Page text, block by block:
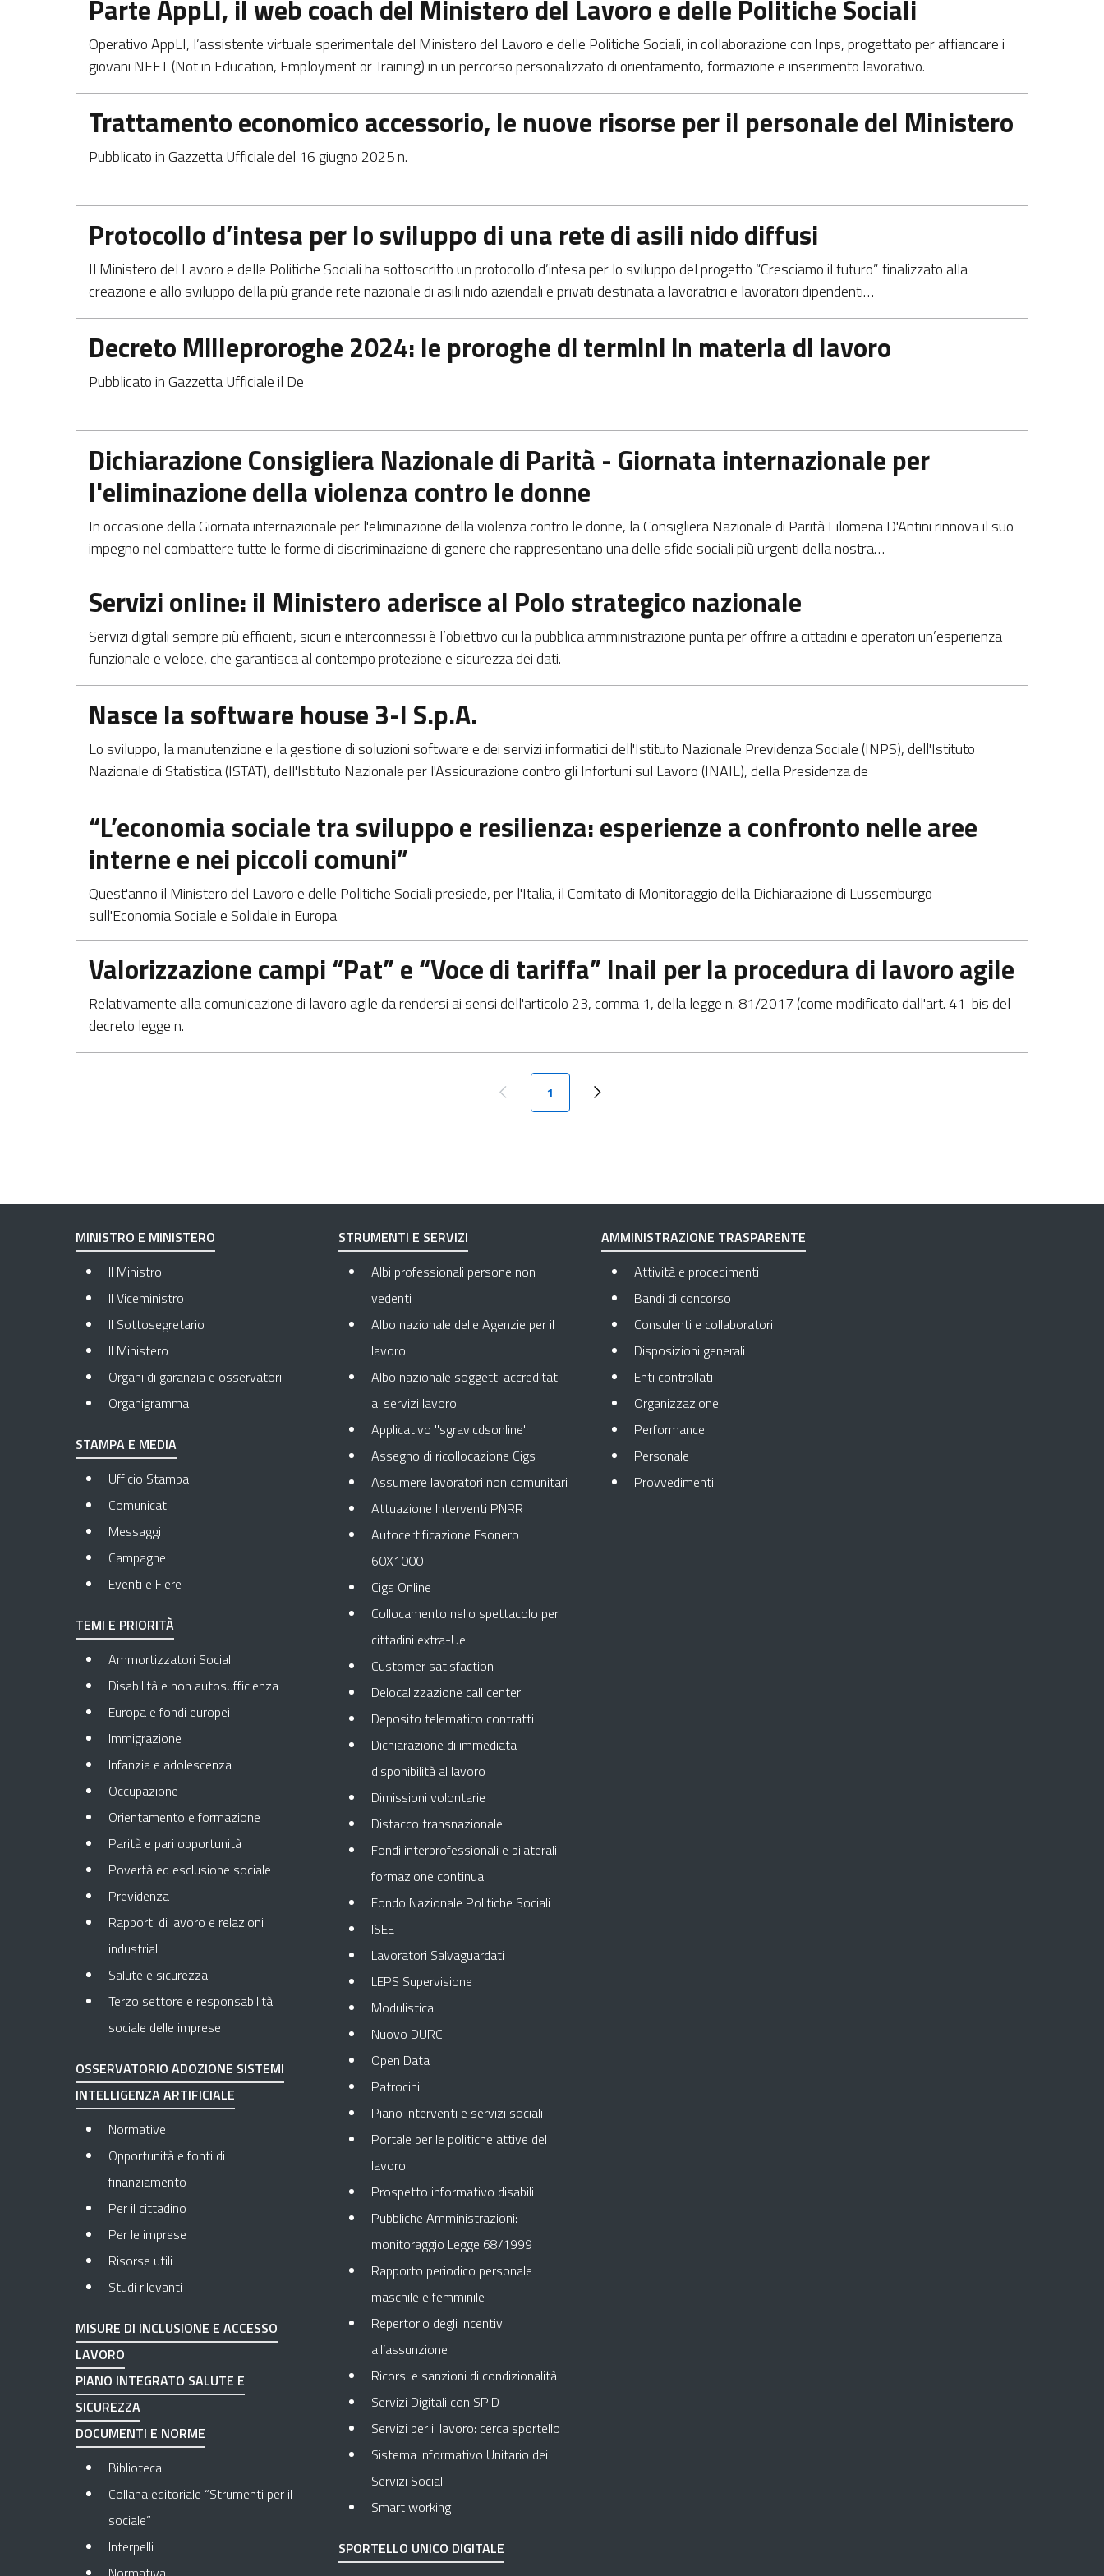
Parte AppLI, il web coach del Ministero del Lavoro e delle Politiche Sociali
Operativo AppLI, l’assistente virtuale sperimentale del Ministero del Lavoro e delle Politiche Sociali, in collaborazione con Inps, progettato per affiancare i
giovani NEET (Not in Education, Employment or Training) in un percorso personalizzato di orientamento, formazione e inserimento lavorativo.
Trattamento economico accessorio, le nuove risorse per il personale del Ministero
Pubblicato in Gazzetta Ufficiale del 16 giugno 2025 n.
Protocollo d’intesa per lo sviluppo di una rete di asili nido diffusi
Il Ministero del Lavoro e delle Politiche Sociali ha sottoscritto un protocollo d’intesa per lo sviluppo del progetto “Cresciamo il futuro” finalizzato alla
creazione e allo sviluppo della più grande rete nazionale di asili nido aziendali e privati destinata a lavoratrici e lavoratori dipendenti…
Decreto Milleproroghe 2024: le proroghe di termini in materia di lavoro
Pubblicato in Gazzetta Ufficiale il De
Dichiarazione Consigliera Nazionale di Parità - Giornata internazionale per
l'eliminazione della violenza contro le donne
In occasione della Giornata internazionale per l'eliminazione della violenza contro le donne, la Consigliera Nazionale di Parità Filomena D'Antini rinnova il suo
impegno nel combattere tutte le forme di discriminazione di genere che rappresentano una delle sfide sociali più urgenti della nostra…
Servizi online: il Ministero aderisce al Polo strategico nazionale
Servizi digitali sempre più efficienti, sicuri e interconnessi è l’obiettivo cui la pubblica amministrazione punta per offrire a cittadini e operatori un’esperienza
funzionale e veloce, che garantisca al contempo protezione e sicurezza dei dati.
Nasce la software house 3-I S.p.A.
​Lo sviluppo, la manutenzione e la gestione di soluzioni software e dei servizi informatici dell'Istituto Nazionale Previdenza Sociale (INPS), dell'Istituto
Nazionale di Statistica (ISTAT), dell'Istituto Nazionale per l'Assicurazione contro gli Infortuni sul Lavoro (INAIL), della Presidenza de
“L’economia sociale tra sviluppo e resilienza: esperienze a confronto nelle aree
interne e nei piccoli comuni”
​Quest'anno il Ministero del Lavoro e delle Politiche Sociali presiede, per l'Italia, il Comitato di Monitoraggio della Dichiarazione di Lussemburgo
sull'Economia Sociale e Solidale in Europa
Valorizzazione campi “Pat” e “Voce di tariffa” Inail per la procedura di lavoro agile
​Relativamente alla comunicazione di lavoro agile da rendersi ai sensi dell'articolo 23, comma 1, della legge n. 81/2017 (come modificato dall'art. 41-bis del
decreto legge n.
Paginazione
Pagina precedente
Pagina attuale
1 Next page
MINISTRO E MINISTERO
Il Ministro
Il Viceministro
Il Sottosegretario
Il Ministero
Organi di garanzia e osservatori
Organigramma
STAMPA E MEDIA
Ufficio Stampa
Comunicati
Messaggi
Campagne
Eventi e Fiere
TEMI E PRIORITÀ
Ammortizzatori Sociali
Disabilità e non autosufficienza
Europa e fondi europei
Immigrazione
Infanzia e adolescenza
Occupazione
Orientamento e formazione
Parità e pari opportunità
Povertà ed esclusione sociale
Previdenza
Rapporti di lavoro e relazioni
industriali
Salute e sicurezza
Terzo settore e responsabilità
sociale delle imprese
OSSERVATORIO ADOZIONE SISTEMI
INTELLIGENZA ARTIFICIALE
Normative
Opportunità e fonti di
finanziamento
Per il cittadino
Per le imprese
Risorse utili
Studi rilevanti
MISURE DI INCLUSIONE E ACCESSO
LAVORO
PIANO INTEGRATO SALUTE E
SICUREZZA
DOCUMENTI E NORME
Biblioteca
Collana editoriale “Strumenti per il
sociale”
Interpelli
STRUMENTI E SERVIZI
Albi professionali persone non
vedenti
Albo nazionale delle Agenzie per il
lavoro
Albo nazionale soggetti accreditati
ai servizi lavoro
Applicativo "sgravicdsonline"
Assegno di ricollocazione Cigs
Assumere lavoratori non comunitari
Attuazione Interventi PNRR
Autocertificazione Esonero
60X1000
Cigs Online
Collocamento nello spettacolo per
cittadini extra-Ue
Customer satisfaction
Delocalizzazione call center
Deposito telematico contratti
Dichiarazione di immediata
disponibilità al lavoro
Dimissioni volontarie
Distacco transnazionale
Fondi interprofessionali e bilaterali
formazione continua
Fondo Nazionale Politiche Sociali
ISEE
Lavoratori Salvaguardati
LEPS Supervisione
Modulistica
Nuovo DURC
Open Data
Patrocini
Piano interventi e servizi sociali
Portale per le politiche attive del
lavoro
Prospetto informativo disabili
Pubbliche Amministrazioni:
monitoraggio Legge 68/1999
Rapporto periodico personale
maschile e femminile
Repertorio degli incentivi
all’assunzione
Ricorsi e sanzioni di condizionalità
Servizi Digitali con SPID
Servizi per il lavoro: cerca sportello
Sistema Informativo Unitario dei
Servizi Sociali
Smart working
SPORTELLO UNICO DIGITALE
AMMINISTRAZIONE TRASPARENTE
Attività e procedimenti
Bandi di concorso
Consulenti e collaboratori
Disposizioni generali
Enti controllati
Organizzazione
Performance
Personale
Provvedimenti